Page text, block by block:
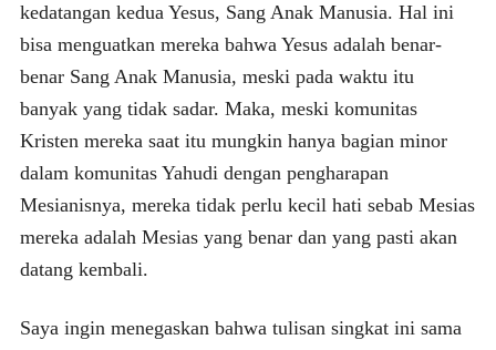
kedatangan kedua Yesus, Sang Anak Manusia. Hal ini
bisa menguatkan mereka bahwa Yesus adalah benar-
benar Sang Anak Manusia, meski pada waktu itu
banyak yang tidak sadar. Maka, meski komunitas
Kristen mereka saat itu mungkin hanya bagian minor
dalam komunitas Yahudi dengan pengharapan
Mesianisnya, mereka tidak perlu kecil hati sebab Mesias
mereka adalah Mesias yang benar dan yang pasti akan
datang kembali.
Saya ingin menegaskan bahwa tulisan singkat ini sama